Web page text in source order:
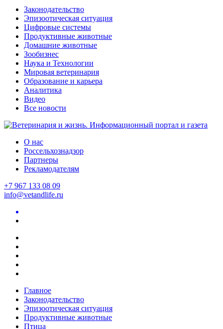
Законодательство
Эпизоотическая ситуация
Цифровые системы
Продуктивные животные
Домашние животные
Зообизнес
Наука и Технологии
Мировая ветеринария
Образование и карьера
Аналитика
Видео
Все новости
О нас
Россельхознадзор
Партнеры
Рекламодателям
+7 967 133 08 09
info@vetandlife.ru
Главное
Законодательство
Эпизоотическая ситуация
Продуктивные животные
Птица